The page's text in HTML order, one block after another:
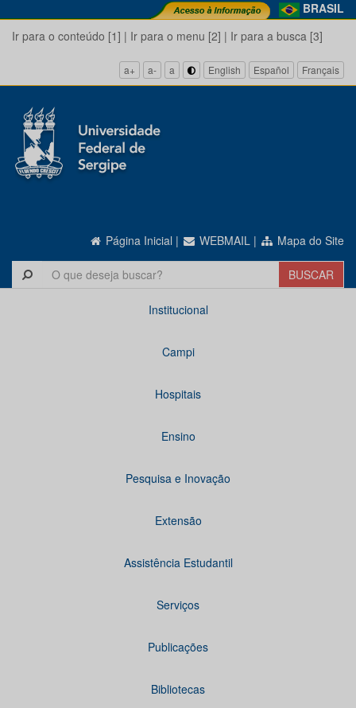
BRASIL
Ir para o conteúdo [1] | Ir para o menu [2] | Ir para a busca [3]
a+ a- a English Español Français
Página Inicial | WEBMAIL | Mapa do Site
Institucional
Campi
Hospitais
Ensino
Pesquisa e Inovação
Extensão
Assistência Estudantil
Serviços
Publicações
Bibliotecas